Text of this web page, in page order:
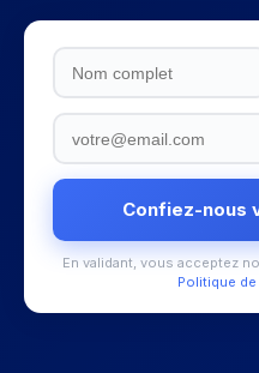
Confiez-nous
En validant, vous acceptez
Politique